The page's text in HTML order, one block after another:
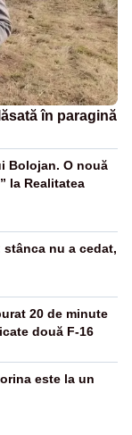
în paragină
Bolojan. O nouă
la Realitatea
stânca nu a cedat,
20 de minute
două F-16
este la un